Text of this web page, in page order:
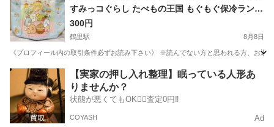
すみっコぐらし たべもの王国 もぐもぐ保冷ランチ
バッグ❁¨̮
300円
鶴里駅 8月8日
《プロフィール内の取引条件必ずお読み下さい》 ※読んでない方と思われる方、お
愛知 名古屋市 鶴里駅 その他 すみっコぐらし
【実家の押し入れ整理】眠っている人形あ
りませんか？
状態が悪くてもOK🙆‍♀️査定0円‼️
COYASH Ad